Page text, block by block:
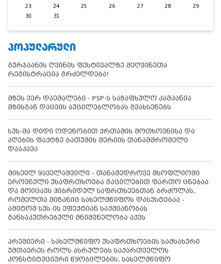
23
24 25 26 27 28
29
30
31
ᲞᲝᲞᲣᲚᲐᲠᲣᲚᲘ
გურჯაანის ღვინის ფესტივალზე მეღვინეთა
რეგისტრაცია გრძელდება!
მზეს ვერ დაემალები - PSP-ს საზაფხულო კამპანია
მზისგან დაცვის აუცილებლობას გვახსენებს
სუს-მა დიდი ოდენობით ქრთამის მოთხოვნისა და
აღების ფაქტზე ბათუმის მერიის თანამშრომელი
დააკავა
მიხეილ ყაველაშვილი - თანამედროვე მსოფლიოში
ეროვნული უსაფრთხოება გაცილებით ფართო ცნებაა
და მოიცავს ჰიბრიდულ საფრთხეებთან ბრძოლას,
რომელთა მიზანიც სახელმწიფოს დასუსტებაა -
ამიტომ სუს-ის ეფექტიან საქმიანობას
განსაკუთრებული მნიშვნელობა აქვს
პრემიერი - სახელმწიფო უსაფრთხოების სამსახური
უმთავრეს როლს ასრულებს საქართველოს
კონსტიტუციური წყობილების, სახელმწიფო